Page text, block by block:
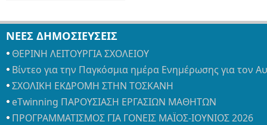
ΝΕΕΣ ΔΗΜΟΣΙΕΥΣΕΙΣ
ΘΕΡΙΝΗ ΛΕΙΤΟΥΡΓΙΑ ΣΧΟΛΕΙΟΥ
Βίντεο για την Παγκόσμια ημέρα Ενημέρωσης για τον
ΣΧΟΛΙΚΗ ΕΚΔΡΟΜΗ ΣΤΗΝ ΤΟΣΚΑΝΗ
eTwinning ΠΑΡΟΥΣΙΑΣΗ ΕΡΓΑΣΙΩΝ ΜΑΘΗΤΩΝ
ΠΡΟΓΡΑΜΜΑΤΙΣΜΟΣ ΓΙΑ ΓΟΝΕΙΣ ΜΑΪΟΣ-ΙΟΥΝΙΟΣ 2026